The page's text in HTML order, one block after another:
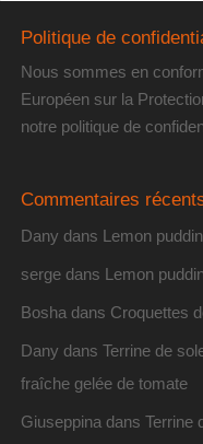
Politique de
Nous sommes en
Européen sur la
notre politique de
Commentaires
Dany dans Lemon
sergedans Lemon
Bosha dans Croquettes
Dany dans Terrine de
fraîche gelée de tomate
Giuseppina dans Terrine